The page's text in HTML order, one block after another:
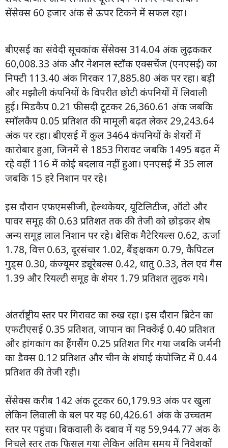
सेंसेक्स 60 हजार अंक से ऊपर टिकने में सफल रहा।
बीएसई का संवेदी सूचकांक सेंसेक्स 314.04 अंक लुढ़ककर
60,008.33 अंक और नेशनल स्टॉक एक्सचेंज (एनएसई) का
निफ्टी 113.40 अंक गिरकर 17,885.80 अंक पर रहा। बड़ी
और मझौली कंपनियों के विपरीत छोटी कंपनियों में लिवाली
हुई। मिडकैप 0.21 फीसदी टूटकर 26,360.61 अंक जबकि
स्मॉलकैप 0.05 प्रतिशत की मामूली बढ़त लेकर 29,243.64
अंक पर रहा। बीएसई में कुल 3464 कंपनियों के शेयरों में
कारोबार हुआ, जिनमें से 1853 गिरावट जबकि 1495 बढ़त में
रहे वहीं 116 में कोई बदलाव नहीं हुआ। एनएसई में 35 लाल
जबकि 15 हरे निशान पर रहे।
इस दौरान एफएमसीजी, हेल्थकेयर, यूटिलिटीज, ऑटो और
पावर समूह की 0.63 प्रतिशत तक की तेजी को छोड़कर शेष
अन्य समूह लाल निशान पर रहे। बेसिक मैटेरियल्स 0.62, ऊर्जा
1.78, वित्त 0.63, दूरसंचार 1.02, बैंङ्क्षकग 0.79, कैपिटल
गुड्स 0.30, कंज्यूमर ड्यूरेबल्स 0.42, धातु 0.33, तेल एवं गैस
1.39 और रियल्टी समूह के शेयर 1.79 प्रतिशत लुढ़क गये।
अंतर्राष्ट्रीय स्तर पर गिरावट का रुख रहा। इस दौरान ब्रिटेन का
एफटीएसई 0.35 प्रतिशत, जापान का निक्केई 0.40 प्रतिशत
और हांगकांग का हैंगसैंग 0.25 प्रतिशत गिर गया जबकि जर्मनी
का डैक्स 0.12 प्रतिशत और चीन के शंघाई कंपोजिट में 0.44
प्रतिशत की तेजी रही।
सेंसेक्स करीब 142 अंक टूटकर 60,179.93 अंक पर खुला
लेकिन लिवाली के बल पर यह 60,426.61 अंक के उच्चतम
स्तर पर पहुंचा। बिकवाली के दबाव में यह 59,944.77 अंक के
निचले स्तर तक फिसल गया लेकिन अंतिम समय में निवेशकों